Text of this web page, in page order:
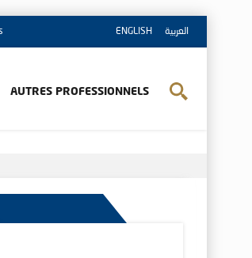
ENGLISH العربية
AUTRES PROFESSIONNELS